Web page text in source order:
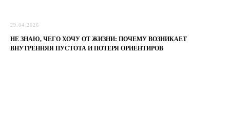
29.04.2026
НЕ ЗНАЮ, ЧЕГО ХОЧУ ОТ ЖИЗНИ: ПОЧЕМУ ВОЗНИКАЕТ
ВНУТРЕННЯЯ ПУСТОТА И ПОТЕРЯ ОРИЕНТИРОВ